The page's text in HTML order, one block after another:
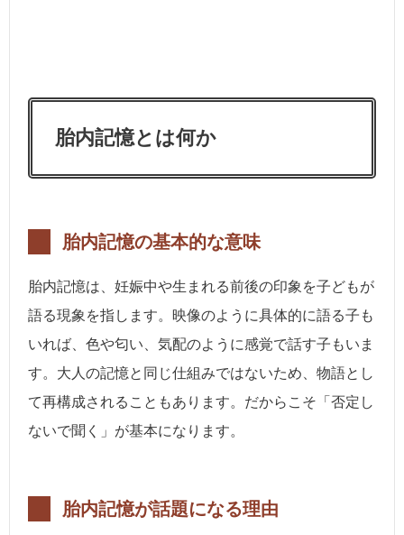
胎内記憶とは何か
胎内記憶の基本的な意味
胎内記憶は、妊娠中や生まれる前後の印象を子どもが
語る現象を指します。映像のように具体的に語る子も
いれば、色や匂い、気配のように感覚で話す子もいま
す。大人の記憶と同じ仕組みではないため、物語とし
て再構成されることもあります。だからこそ「否定し
ないで聞く」が基本になります。
胎内記憶が話題になる理由